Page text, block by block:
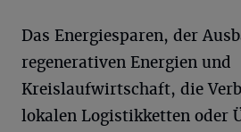
Das Energiesparen, der
regenerativen Energien und
Kreislaufwirtschaft, die
lokalen Logistikketten oder